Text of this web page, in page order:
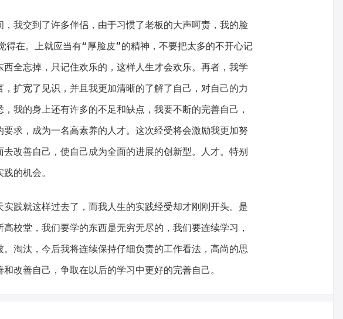
交到了许多伴侣，由于习惯了老板的大声呵责，我的脸
得在。上就应当有“厚脸皮”的精神，不要把太多的不开心记
西全忘掉，只记住欢乐的，这样人生才会欢乐。再者，我学
，扩宽了见识，并且我更加清晰的了解了自己，对自己的力
我的身上还有许多的不足和缺点，我要不断的完善自己，
要求，成为一名高素养的人才。这次经受将会激励我更加努
去改善自己，使自己成为全面的进展的创新型。人才。特别
的机会。
就这样过去了，而我人生的实践经受却才刚刚开头。是
校堂，我们要学的东西是无穷无尽的，我们要连续学习，
。淘汰，今后我将连续保持仔细负责的工作看法，高尚的思
改善自己，争取在以后的学习中更好的完善自己。